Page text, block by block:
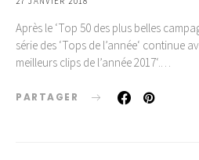
Après le ‘Top 50 des plus belles
série des ‘Tops de l’année‘ continue
meilleurs clips de l’année 2017‘.…
PARTAGER